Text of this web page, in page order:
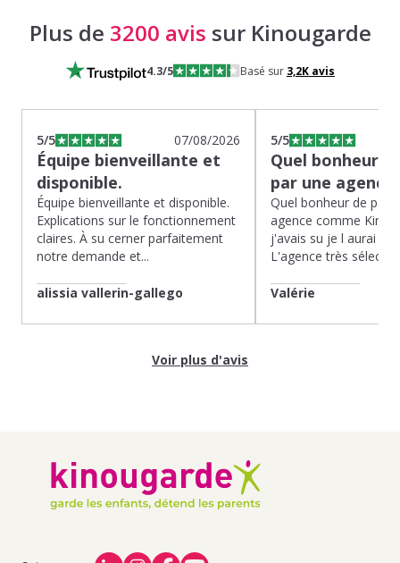
Plus de 3200 avis sur Kinougarde
4.3/5 Basé sur 3,2Kavis
5/5 07/08/2026
Équipe bienveillante et
disponible.
Équipe bienveillante et disponible.
Explications sur le fonctionnement
claires. À su cerner parfaitement
notre demande et...
alissia vallerin-gallego
5/5
Quel bonheur
par une
Quel bonheur de
agence comme
j'avais su je l aurai
L'agence très
Valérie
Voir plus d'avis